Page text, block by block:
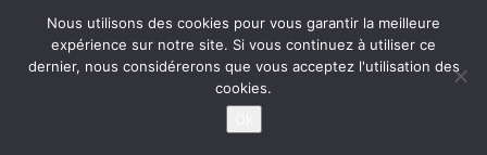
Nous utilisons des cookies pour vous garantir la meilleure
expérience sur notre site. Si vous continuez à utiliser ce
dernier, nous considérerons que vous acceptez l'utilisation des
cookies.